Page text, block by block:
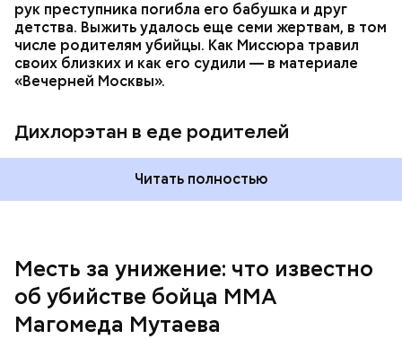
рук преступника погибла его бабушка и друг
детства. Выжить удалось еще семи жертвам, в том
числе родителям убийцы. Как Миссюра травил
своих близких и как его судили — в материале
«Вечерней Москвы».
Дихлорэтан в еде родителей
Читать полностью
Месть за унижение: что известно
об убийстве бойца ММА
Магомеда Мутаева
— Личность подозреваемого установлена,
полицией принимаются меры к задержанию, —
Республике Дагестан.